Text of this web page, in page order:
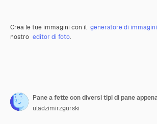
Crea le tue immagini con il generatore di immagini
nostro editor di foto.
uladzimirzgurski